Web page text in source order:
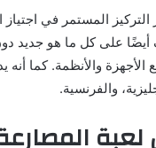
المستمر في اجتياز
على كل ما هو جديد
والأنظمة. كما أنه
والفرنسية.